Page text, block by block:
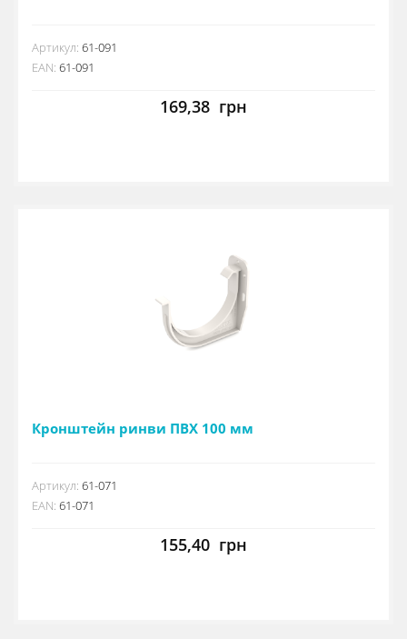
Артикул: 61-091
EAN: 61-091
169,38 грн
Кронштейн ринви ПВХ 100 мм
Артикул: 61-071
EAN: 61-071
155,40 грн